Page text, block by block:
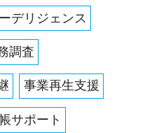
デリジェンス
調査
事業再生支援
サポート